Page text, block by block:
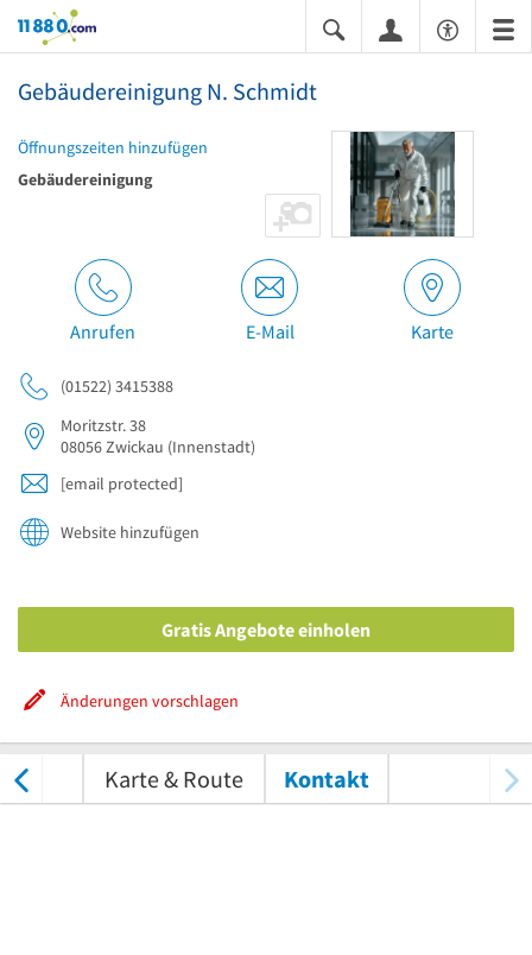
11880.com
Gebäudereinigung N. Schmidt
Öffnungszeiten hinzufügen
Gebäudereinigung
Anrufen E-Mail Karte
(01522) 3415388
Moritzstr. 38
08056Zwickau (Innenstadt)
[email protected]
Website hinzufügen
Gratis Angebote einholen
Änderungen vorschlagen
Karte & Route Kontakt